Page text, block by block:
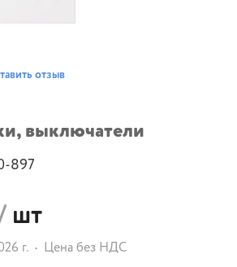
отзыв
выключатели
897
шт
г. Цена без НДС